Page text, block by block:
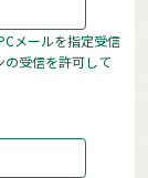
メールを指定受信
受信を許可して